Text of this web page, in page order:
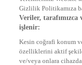
Gizlilik Politikamıza
Veriler, tarafımızca
işlenir:
Kesin coğrafi konum
özelliklerini aktif
ve/veya onlara